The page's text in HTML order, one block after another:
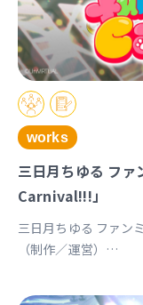
works
三日月ちゆる フ
Carnival!!!」
三日月ちゆる ファン
（制作／運営）